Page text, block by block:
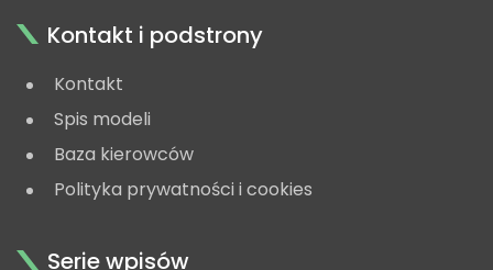
Kontakt i podstrony
Kontakt
Spis modeli
Baza kierowców
Polityka prywatności i cookies
Serie wpisów